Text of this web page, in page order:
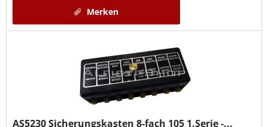
Merken
AS5230Sicherungskasten 8-fach 105 1.Serie -...